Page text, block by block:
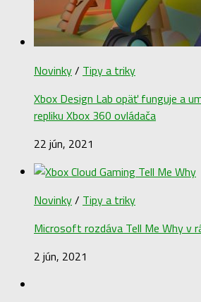
Novinky/ Tipy a triky
Xbox Design Lab opäť funguje a
repliku Xbox 360 ovládača
22 jún, 2021
Novinky/ Tipy a triky
Microsoft rozdáva Tell Me Why v
2 jún, 2021